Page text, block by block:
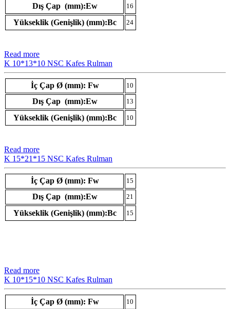
Dış Çap (mm):Ew 16
Yükseklik (Genişlik) (mm):Bc 24
Read more
K 10*13*10 NSC Kafes Rulman
İç Çap Ø (mm): Fw 10
Dış Çap (mm):Ew 13
Yükseklik (Genişlik) (mm):Bc 10
Read more
K 15*21*15 NSC Kafes Rulman
İç Çap Ø (mm): Fw 15
Dış Çap (mm):Ew 21
Yükseklik (Genişlik) (mm):Bc 15
Read more
K 10*15*10 NSC Kafes Rulman
İç Çap Ø (mm): Fw 10